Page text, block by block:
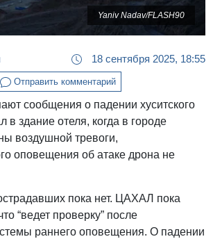
Yaniv Nadav/FLASH90
18 сентября 2025, 18:55
Отправить комментарий
сообщения о падении хуситского
здание отеля, когда в городе
воздушной тревоги,
оповещения об атаке дрона не
пока нет. ЦАХАЛ пока
“ведет проверку” после
раннего оповещения. О падении